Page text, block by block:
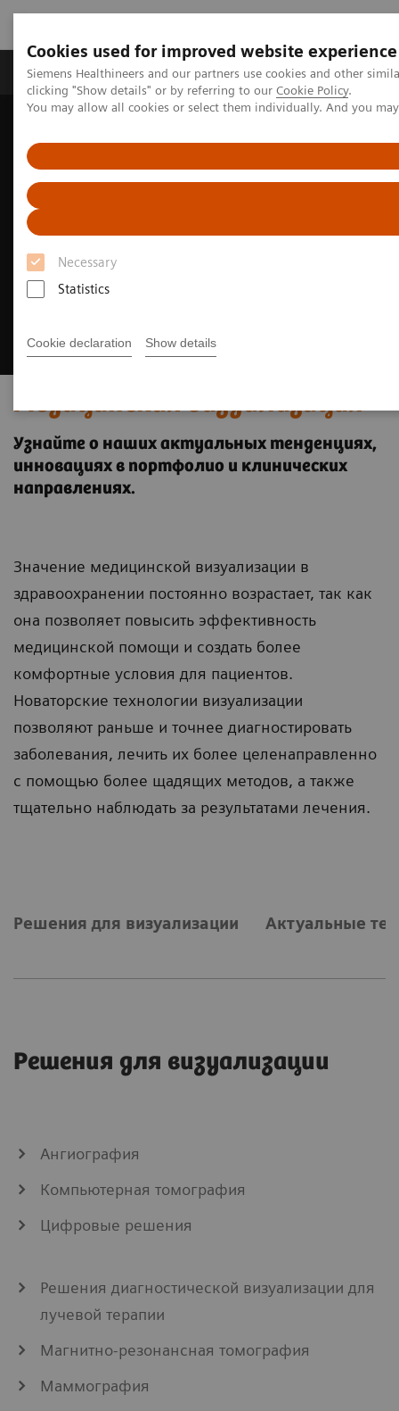
Cookies used for improved website experience
Siemens Healthineers and our partners use cookies and other
clicking "Show details" or by referring to our Cookie Policy.
You may allow all cookies or select them individually. And you
Necessary
Statistics
Cookie declaration Show details
Продукты и решения Клинические
Медицинская визуализация
Узнайте о наших актуальных тенденциях,
инновациях в портфолио и клинических
направлениях.
Значение медицинской визуализации в
здравоохранении постоянно возрастает, так как
она позволяет повысить эффективность
медицинской помощи и создать более
комфортные условия для пациентов.
Новаторские технологии визуализации
позволяют раньше и точнее диагностировать
заболевания, лечить их более целенаправленно
с помощью более щадящих методов, а также
тщательно наблюдать за результатами лечения.
Решения для визуализации Актуальные
Решения для визуализации
Ангиография
Компьютерная томография
Цифровые решения
Решения диагностической визуализации для
лучевой терапии
Магнитно-резонансная томография
Маммография